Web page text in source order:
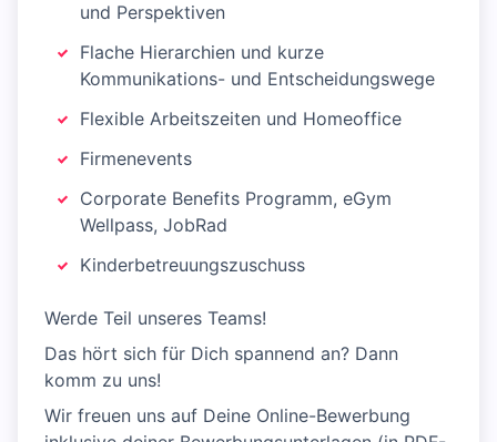
und Perspektiven
Flache Hierarchien und kurze
Kommunikations- und Entscheidungswege
Flexible Arbeitszeiten und Homeoffice
Firmenevents
Corporate Benefits Programm, eGym
Wellpass, JobRad
Kinderbetreuungszuschuss
Werde Teil unseres Teams!
Das hört sich für Dich spannend an? Dann
komm zu uns!
Wir freuen uns auf Deine Online-Bewerbung